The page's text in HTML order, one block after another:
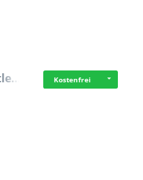
Kostenfrei